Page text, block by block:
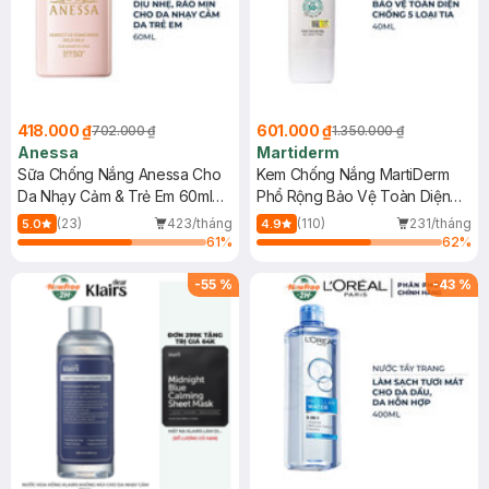
418.000 ₫702.000 ₫
Anessa
Sữa Chống Nắng Anessa Cho
Da Nhạy Cảm & Trẻ Em 60ml
(Mới)
5.0 (23)
423/tháng
61%
601.000 ₫1.350.000 ₫
Martiderm
Kem Chống Nắng MartiDerm
Phổ Rộng Bảo Vệ Toàn Diện
40ml
4.9 (110)
231/tháng
62%
-55 % -43 %